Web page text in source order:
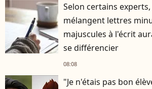
Selon certains
mélangent lettres
majuscules à l'écrit
se différencier
08:08
"Je n'étais pas bon